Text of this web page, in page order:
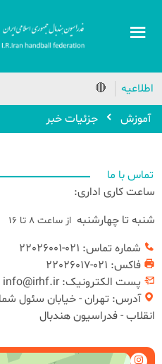
اطلاعیه
🔴
آموزش
جزئیات خبر
تماس با ما
ساعت کاری اداری:
شنبه تا چهارشنبه از ساعت 8 تا ۱۶
شماره تماس: 021-22026001
فاکس: 021-22026017
پست الکترونیک: info@irhf.ir
آدرس: تهران - خیابان سئول
انقلاب - فدراسیون هندبال